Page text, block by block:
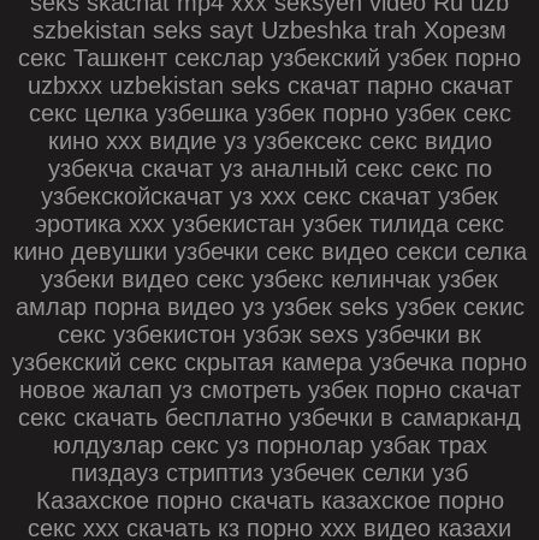
szbekistan seks sayt Uzbeshka trah Хорезм
секс Ташкент секслар узбекский узбек порно
uzbxxx uzbekistan seks скачат парно скачат
секс целка узбешка узбек порно узбек секс
кино ххх видие уз узбексекс секс видио
узбекча скачат уз аналный секс секс по
узбекскойскачат уз ххх секс скачат узбек
эротика xxx узбекистан узбек тилида секс
кино девушки узбечки секс видео секси селка
узбеки видео секс узбекс келинчак узбек
амлар порна видео уз узбек seks узбек секис
секс узбекистон узбэк sexs узбечки вк
узбекский секс скрытая камера узбечка порно
новое жалап уз смотреть узбек порно скачат
секс скачать бесплатно узбечки в самарканд
юлдузлар секс уз порнолар узбак трах
пиздауз стриптиз узбечек селки узб
Казахское порно скачать казахское порно
секс ххх скачать кз порно ххх видео казахи